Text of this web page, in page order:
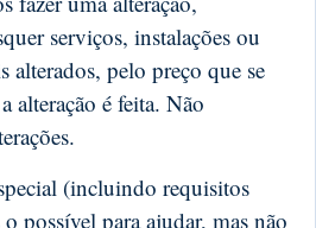
serviços, instalações ou
alterados, pelo preço que se
alteração é feita. Não
(incluindo requisitos
possível para ajudar, mas não